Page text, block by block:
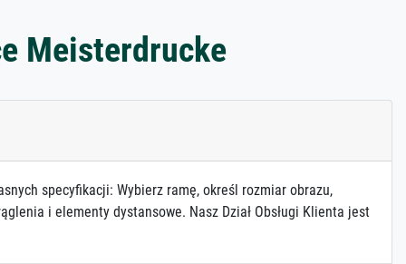
Meisterdrucke
specyfikacji: Wybierz ramę, określ rozmiar obrazu,
i elementy dystansowe. Nasz Dział Obsługi Klienta jest